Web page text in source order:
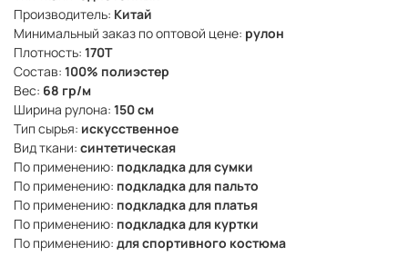
Производитель: Китай
Минимальный заказ по оптовой цене: рулон
Плотность: 170Т
Состав: 100% полиэстер
Вес: 68 гр/м
Ширина рулона: 150 см
Тип сырья: искусственное
Вид ткани: синтетическая
По применению: подкладка для сумки
По применению: подкладка для пальто
По применению: подкладка для платья
По применению: подкладка для куртки
По применению: для спортивного костюма